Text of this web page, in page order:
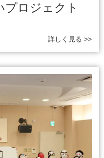
プロジェクト
詳しく見る >>